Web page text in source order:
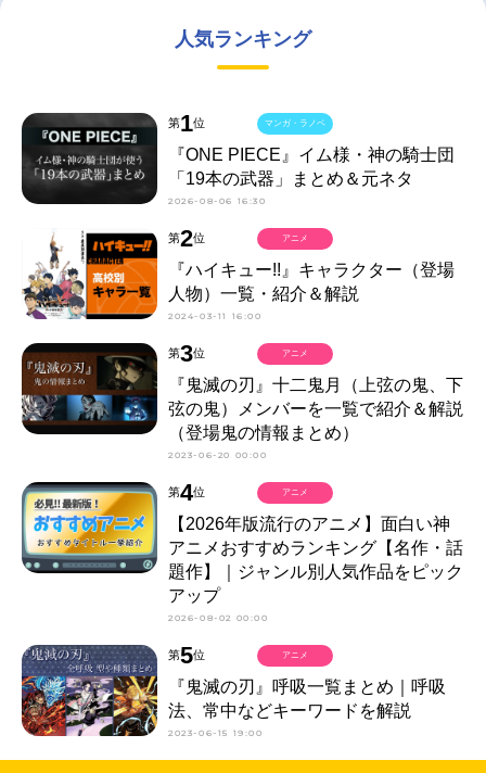
人気ランキング
第1位
『ONE PIECE』イム様・神の騎士団
「19本の武器」まとめ＆元ネタ
2026-08-06 16:30
マンガ・ラノベ
第2位
『ハイキュー!!』キャラクター（登場
人物）一覧・紹介＆解説
2024-03-11 16:00
アニメ
第3位
『鬼滅の刃』十二鬼月（上弦の鬼、下
弦の鬼）メンバーを一覧で紹介＆解説
（登場鬼の情報まとめ）
2023-06-20 00:00
アニメ
第4位
【2026年版流行のアニメ】面白い神
アニメおすすめランキング【名作・話
題作】｜ジャンル別人気作品をピック
アップ
2026-08-02 00:00
アニメ
第5位
『鬼滅の刃』呼吸一覧まとめ｜呼吸
法、常中などキーワードを解説
2023-06-15 19:00
アニメ